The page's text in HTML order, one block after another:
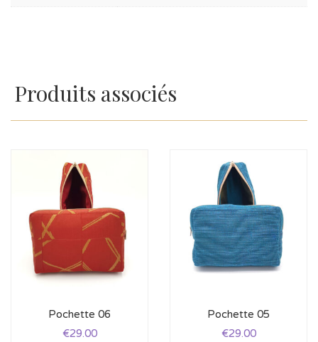
Produits associés
Pochette 06
€29.00
Pochette 05
€29.00